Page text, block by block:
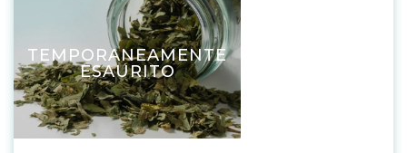
TEMPORANEAMENTE
ESAURITO